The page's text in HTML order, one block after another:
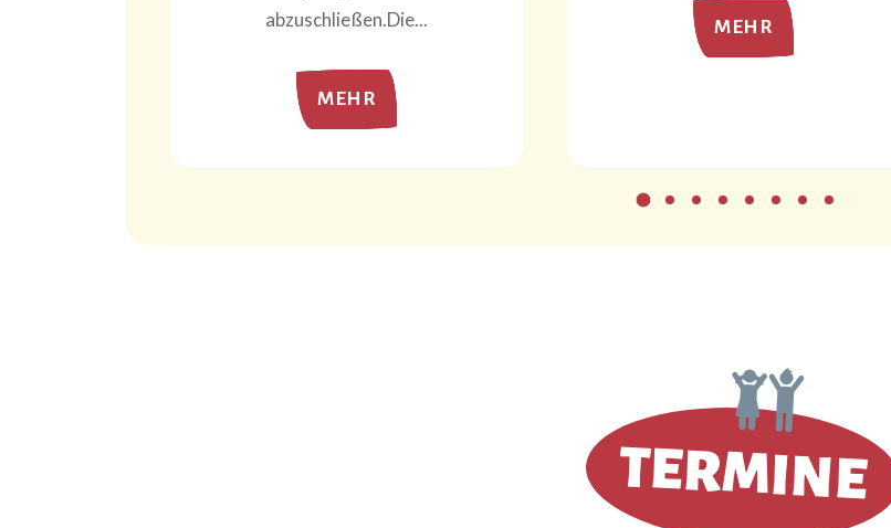
abzuschließen.Die...
MEHR
MEHR
TERMINE